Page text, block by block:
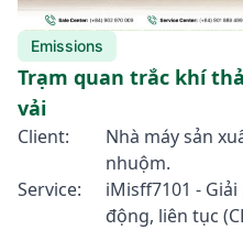
Emissions
Trạm quan trắc khí
vải
Client:
Nhà máy sản
nhuộm.
Service:
iMisff7101 -
động, liên tục